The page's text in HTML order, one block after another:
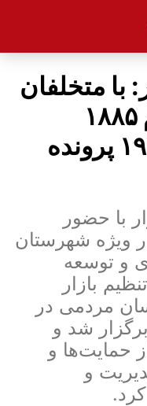
با متخلفان
تعارف نداریم/انجام ۱۸۸۵
بازرسی و تشکیل ۱۹۳ پرونده
با حضور
ویژه شهرستان
و توسعه
بازار
مردمی در
شد و
حمایت‌ها و
و